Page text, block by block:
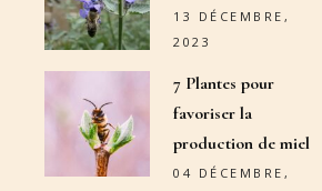
13 DÉCEMBRE,
2023
7 Plantes pour
favoriser la
production de miel
04 DÉCEMBRE,